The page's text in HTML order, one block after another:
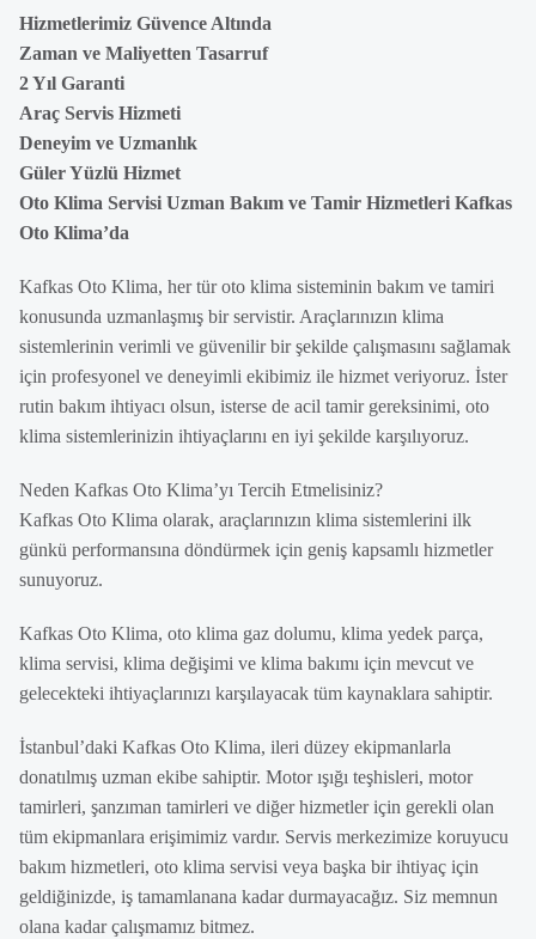
Hizmetlerimiz Güvence Altında
Zaman ve Maliyetten Tasarruf
2 Yıl Garanti
Araç Servis Hizmeti
Deneyim ve Uzmanlık
Güler Yüzlü Hizmet
Oto Klima Servisi Uzman Bakım ve Tamir Hizmetleri Kafkas
Oto Klima’da
Kafkas Oto Klima, her tür oto klima sisteminin bakım ve tamiri
konusunda uzmanlaşmış bir servistir. Araçlarınızın klima
sistemlerinin verimli ve güvenilir bir şekilde çalışmasını sağlamak
için profesyonel ve deneyimli ekibimiz ile hizmet veriyoruz. İster
rutin bakım ihtiyacı olsun, isterse de acil tamir gereksinimi, oto
klima sistemlerinizin ihtiyaçlarını en iyi şekilde karşılıyoruz.
Neden Kafkas Oto Klima’yı Tercih Etmelisiniz?
Kafkas Oto Klima olarak, araçlarınızın klima sistemlerini ilk
günkü performansına döndürmek için geniş kapsamlı hizmetler
sunuyoruz.
Kafkas Oto Klima, oto klima gaz dolumu, klima yedek parça,
klima servisi, klima değişimi ve klima bakımı için mevcut ve
gelecekteki ihtiyaçlarınızı karşılayacak tüm kaynaklara sahiptir.
İstanbul’daki Kafkas Oto Klima, ileri düzey ekipmanlarla
donatılmış uzman ekibe sahiptir. Motor ışığı teşhisleri, motor
tamirleri, şanzıman tamirleri ve diğer hizmetler için gerekli olan
tüm ekipmanlara erişimimiz vardır. Servis merkezimize koruyucu
bakım hizmetleri, oto klima servisi veya başka bir ihtiyaç için
geldiğinizde, iş tamamlanana kadar durmayacağız. Siz memnun
olana kadar çalışmamız bitmez.